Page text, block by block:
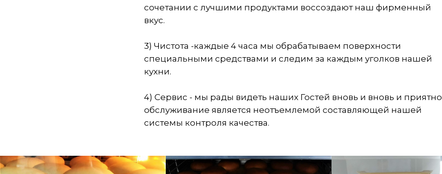
сочетании с лучшими продуктами воссоздают наш фирменный
вкус.
3) Чистота -каждые 4 часа мы обрабатываем поверхности
специальными средствами и следим за каждым уголков нашей
кухни.
4) Сервис - мы рады видеть наших Гостей вновь и вновь и
обслуживание является неотъемлемой составляющей нашей
системы контроля качества.